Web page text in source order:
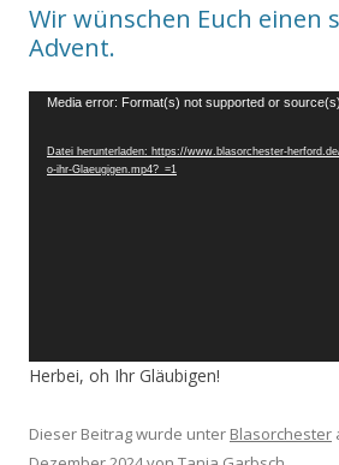
Wir wünschen Euch einen
Advent.
Video-
Media error: Format(s) not supported or
Datei herunterladen: https://www.blasorchester-
o-ihr-Glaeugigen.mp4?_=1
Herbei, oh Ihr Gläubigen!
Dieser Beitrag wurde unter Blasorchester